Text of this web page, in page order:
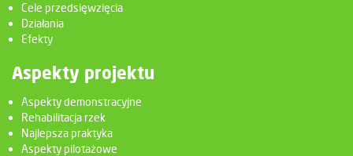
Cele przedsięwzięcia
Działania
Efekty
Aspekty projektu
Aspekty demonstracyjne
Rehabilitacja rzek
Najlepsza praktyka
Aspekty pilotażowe